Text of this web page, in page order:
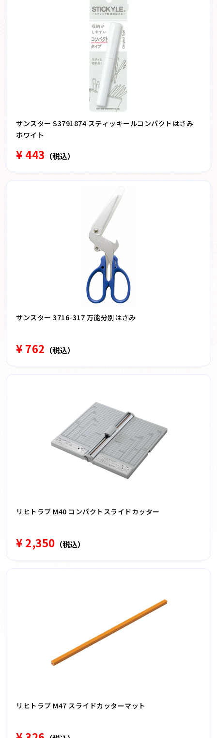
サンスター S3791874 スティッキールコンパクトはさみ
ホワイト
¥ 443 （税込）
サンスター 3716-317 万能分別はさみ
¥ 762 （税込）
リヒトラブ M40 コンパクトスライドカッター
¥ 2,350 （税込）
リヒトラブ M47 スライドカッターマット